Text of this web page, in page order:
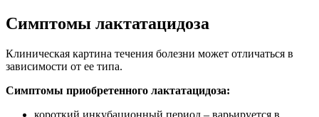
Симптомы лактатацидоза
Клиническая картина течения болезни может отличаться в
зависимости от ее типа.
Симптомы приобретенного лактатацидоза:
короткий инкубационный период – варьируется в